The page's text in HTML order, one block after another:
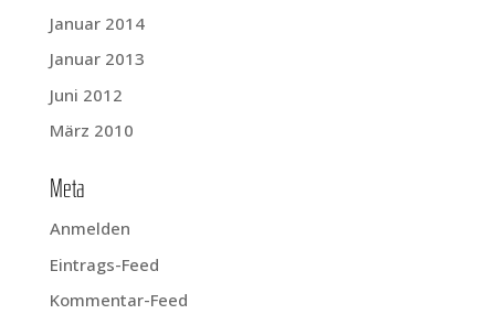
Januar 2014
Januar 2013
Juni 2012
März 2010
Meta
Anmelden
Eintrags-Feed
Kommentar-Feed